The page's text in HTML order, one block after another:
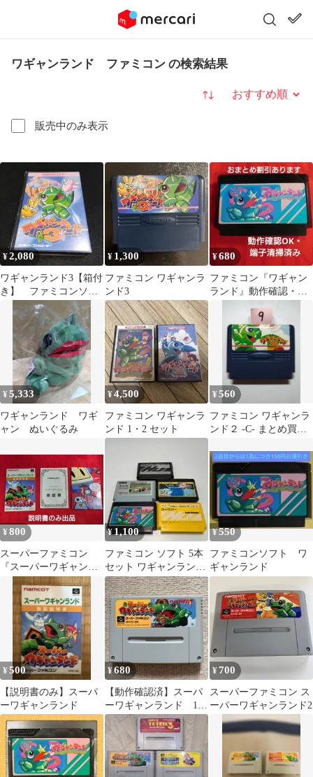
ワギャンランド ファミコン の検索結果
販売中のみ表示
並び替え
¥2,080
ワギャンランド3【箱付
き】 ファミコンソフ
¥ 1,300
ファミコン ワギャンラ
ンド3
¥680
ファミコン『ワギャン
ランド』動作確認・端
¥5,333
ワギャンランド ワギ
ャン ぬいぐるみ
¥4,500
ファミコン ワギャンラ
ンド 1・2 セット
¥560
ファミコン ワギャンラ
ンド２ -C- まとめ買い
¥800
スーパーファミコン
『スーパーワギャンラ
ンド』説明書のみ
¥1,100
ファミコン ソフト 5本
セット ワギャンランド
ロードランナー 他 まと
め売り
¥550
ファミコンソフト ワ
ギャンランド
¥500
【説明書のみ】スーパ
ーワギャンランド
¥680
【動作確認済】スーパ
ーワギャンランド 1
（スーパーファミコ
ン）
¥ 700
スーパーファミコン ス
ーパーワギャンランド2